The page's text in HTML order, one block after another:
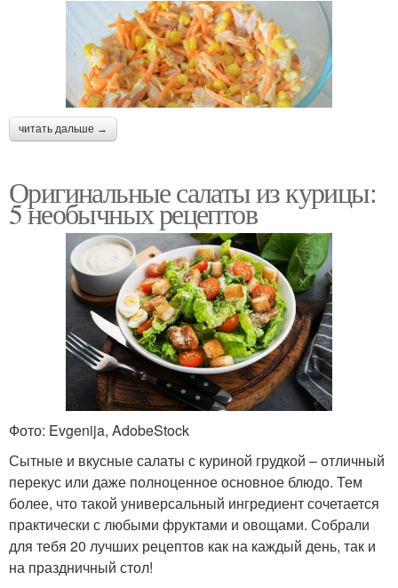
читать дальше →
Оригинальные салаты из курицы:
5 необычных рецептов
Фото: Evgenija, AdobeStock
Сытные и вкусные салаты с куриной грудкой – отличный
перекус или даже полноценное основное блюдо. Тем
более, что такой универсальный ингредиент сочетается
практически с любыми фруктами и овощами. Собрали
для тебя 20 лучших рецептов как на каждый день, так и
на праздничный стол!